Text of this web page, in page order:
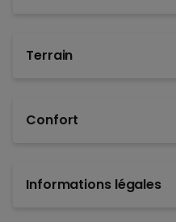
Terrain
Confort
Informations légales